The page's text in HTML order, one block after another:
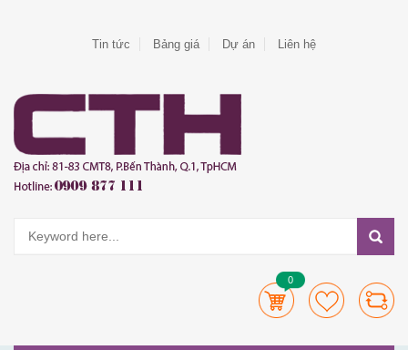
Tin tức Bảng giá Dự án Liên hệ
0